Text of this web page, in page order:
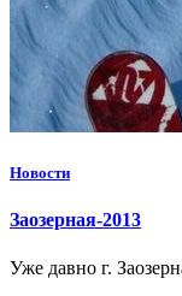
Новости
Заозерная-2013
Уже давно г.